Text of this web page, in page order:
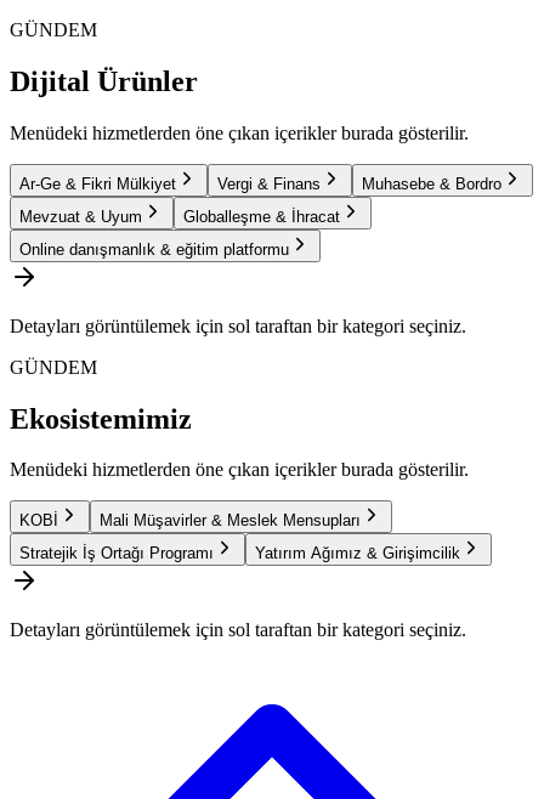
GÜNDEM
Dijital Ürünler
Menüdeki hizmetlerden öne çıkan içerikler burada gösterilir.
Ar-Ge & Fikri Mülkiyet Vergi & Finans
Muhasebe & Bordro
Mevzuat & Uyum
Globalleşme & İhracat
Online danışmanlık & eğitim platformu
Detayları görüntülemek için sol taraftan bir kategori seçiniz.
GÜNDEM
Ekosistemimiz
Menüdeki hizmetlerden öne çıkan içerikler burada gösterilir.
KOBİ
Mali Müşavirler & Meslek Mensupları
Stratejik İş Ortağı Programı
Yatırım Ağımız & Girişimcilik
Detayları görüntülemek için sol taraftan bir kategori seçiniz.